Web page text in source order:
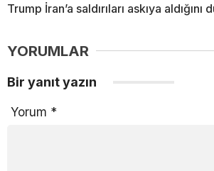
Trump İran’a saldırıları askıya aldığını
YORUMLAR
Bir yanıt yazın
Yorum *